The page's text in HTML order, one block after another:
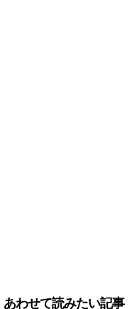
あわせて読みたい記事